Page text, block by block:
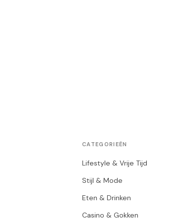
CATEGORIEËN
Lifestyle & Vrije Tijd
Stijl & Mode
Eten & Drinken
Casino & Gokken